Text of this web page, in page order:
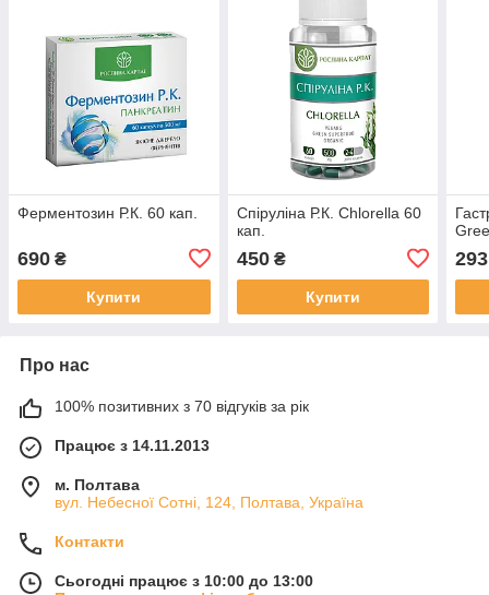
Ферментозин Р.К. 60 кап.
690 ₴
Купити
Спіруліна Р.К. Chlorella 60
кап.
450₴
Купити
293
Про нас
100% позитивних з 70 відгуків за рік
Працює з 14.11.2013
м. Полтава
вул. Небесної Сотні, 124, Полтава, Україна
Контакти
Сьогодні працює з 10:00 до 13:00